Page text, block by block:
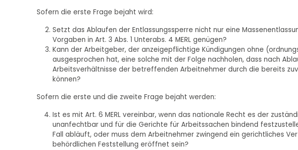
Sofern die erste Frage bejaht wird:
Setzt das Ablaufen der Entlassungssperre nicht nur eine
Vorgaben in Art. 3 Abs. 1 Unterabs. 4 MERL genügen?
Kann der Arbeitgeber, der anzeigepflichtige Kündigungen ohne
ausgesprochen hat, eine solche mit der Folge nachholen, dass nach
Arbeitsverhältnisse der betreffenden Arbeitnehmer durch die bereits
können?
Sofern die erste und die zweite Frage bejaht werden:
Ist es mit Art. 6 MERL vereinbar, wenn das nationale Recht es der
unanfechtbar und für die Gerichte für Arbeitssachen bindend
Fall abläuft, oder muss dem Arbeitnehmer zwingend ein gerichtliches
behördlichen Feststellung eröffnet sein?